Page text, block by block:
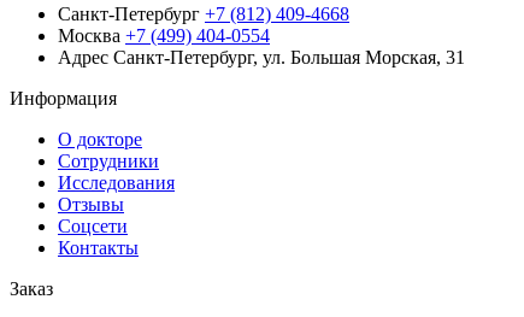
Санкт-Петербург +7 (812) 409-4668
Москва +7 (499) 404-0554
Адрес Санкт-Петербург, ул. Большая Морская, 31
Информация
О докторе
Сотрудники
Исследования
Отзывы
Соцсети
Контакты
Заказ